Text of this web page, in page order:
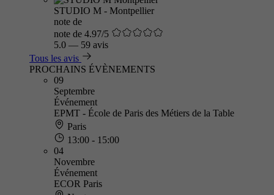
STUDIO M - Montpellier
note de
note de 4.97/5
5.0 — 59 avis
Tous les avis
PROCHAINS ÉVÈNEMENTS
09
Septembre
Événement
EPMT - École de Paris des Métiers de la Table
Paris
13:00 - 15:00
04
Novembre
Événement
ECOR Paris